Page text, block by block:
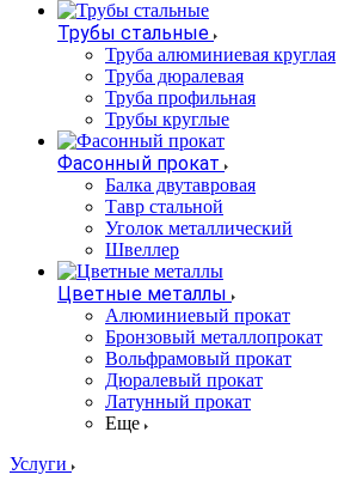
Трубы стальные
Труба алюминиевая круглая
Труба дюралевая
Труба профильная
Трубы круглые
Фасонный прокат
Балка двутавровая
Тавр стальной
Уголок металлический
Швеллер
Цветные металлы
Алюминиевый прокат
Бронзовый металлопрокат
Вольфрамовый прокат
Дюралевый прокат
Латунный прокат
Еще
Услуги